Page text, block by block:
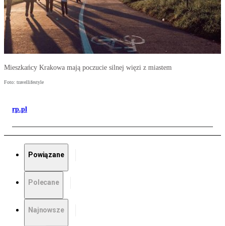
Mieszkańcy Krakowa mają poczucie silnej więzi z miastem
Foto: travellifestyle
rp.pl
Powiązane
Polecane
Najnowsze